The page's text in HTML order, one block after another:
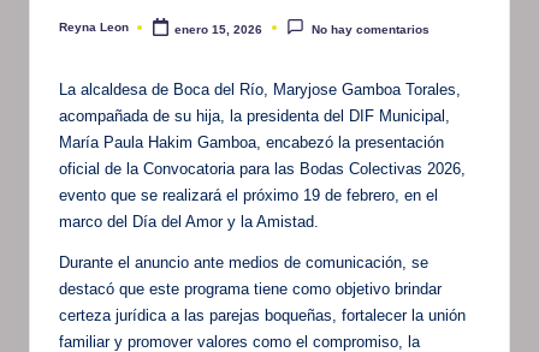
Publicado
Reyna Leon enero 15, 2026 No hay comentarios
La alcaldesa de Boca del Río, Maryjose Gamboa Torales,
acompañada de su hija, la presidenta del DIF Municipal,
María Paula Hakim Gamboa, encabezó la presentación
oficial de la Convocatoria para las Bodas Colectivas 2026,
evento que se realizará el próximo 19 de febrero, en el
marco del Día del Amor y la Amistad.
Durante el anuncio ante medios de comunicación, se
destacó que este programa tiene como objetivo brindar
certeza jurídica a las parejas boqueñas, fortalecer la unión
familiar y promover valores como el compromiso, la